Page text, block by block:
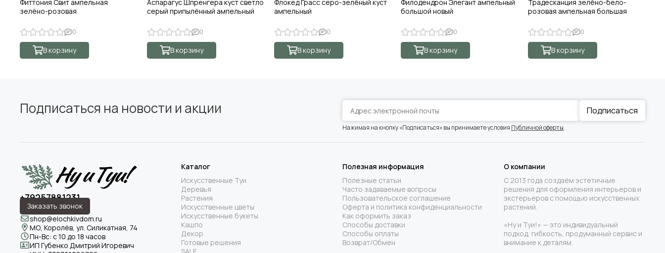
Фиттония Свит ампельная
зелёно-розовая
0
В корзину
Аспарагус Шпренгера куст светло
серый припылённый ампельный
0
В корзину
Флокед Грасс серо-зелёный куст
ампельный
0
В корзину
Филодендрон Элегант ампельный
большой новый
0
В корзину
Традесканция зелёно-бело-
розовая ампельная большая
0
В корзину
Подписаться на новости и акции Подписаться
Нажимая на кнопку «Подписаться» вы принимаете условия Публичной оферты.
+79257881231
Заказать звонок
shop@elochkivdom.ru
МО, Королёв, ул. Силикатная, 74
Пн-Вс: с 10 до 18 часов
ИП Губенко Дмитрий Игоревич
Каталог
Искусственные Туи
Деревья
Растения
Искусственные цветы
Искусственные букеты
Кашпо
Декор
Готовые решения
Полезная информация
Полезные статьи
Часто задаваемые вопросы
Пользовательское соглашение
Оферта и политика конфиденциальности
Как оформить заказ
Способы доставки
Способы оплаты
Возврат/Обмен
О компании
С 2013 года создаём эстетичные
решения для оформления интерьеров и
экстерьеров с помощью искусственных
растений.
«Ну и Туи!» — это индивидуальный
подход, гибкость, продуманный сервис и
внимание к деталям.